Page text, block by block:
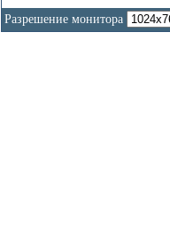
Разрешение монитора